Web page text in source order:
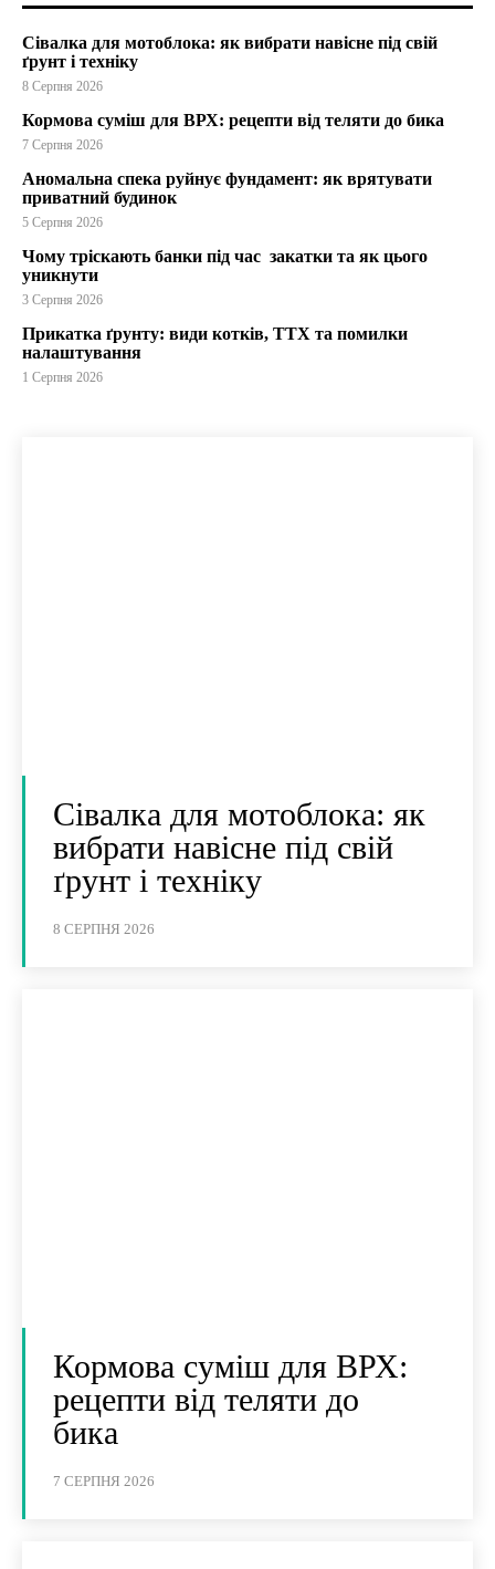
Сівалка для мотоблока: як вибрати навісне під свій
ґрунт і техніку
8 Серпня 2026
Кормова суміш для ВРХ: рецепти від теляти до бика
7 Серпня 2026
Аномальна спека руйнує фундамент: як врятувати
приватний будинок
5 Серпня 2026
Чому тріскають банки під час закатки та як цього
уникнути
3 Серпня 2026
Прикатка ґрунту: види котків, ТТХ та помилки
налаштування
1 Серпня 2026
Сівалка для мотоблока: як
вибрати навісне під свій
ґрунт і техніку
8 СЕРПНЯ 2026
Кормова суміш для ВРХ:
рецепти від теляти до
бика
7 СЕРПНЯ 2026